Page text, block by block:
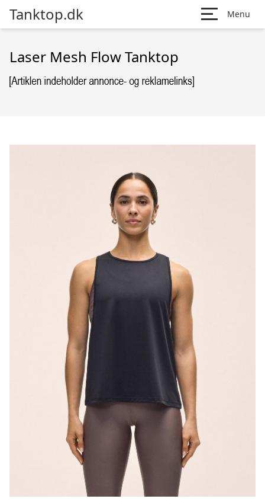
Tanktop.dk Menu
Laser Mesh Flow Tanktop